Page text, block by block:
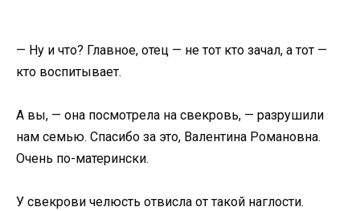
— Ну и что? Главное, отец — не тот кто зачал, а тот —
кто воспитывает.
А вы, — она посмотрела на свекровь, — разрушили
нам семью. Спасибо за это, Валентина Романовна.
Очень по-матерински.
У свекрови челюсть отвисла от такой наглости.